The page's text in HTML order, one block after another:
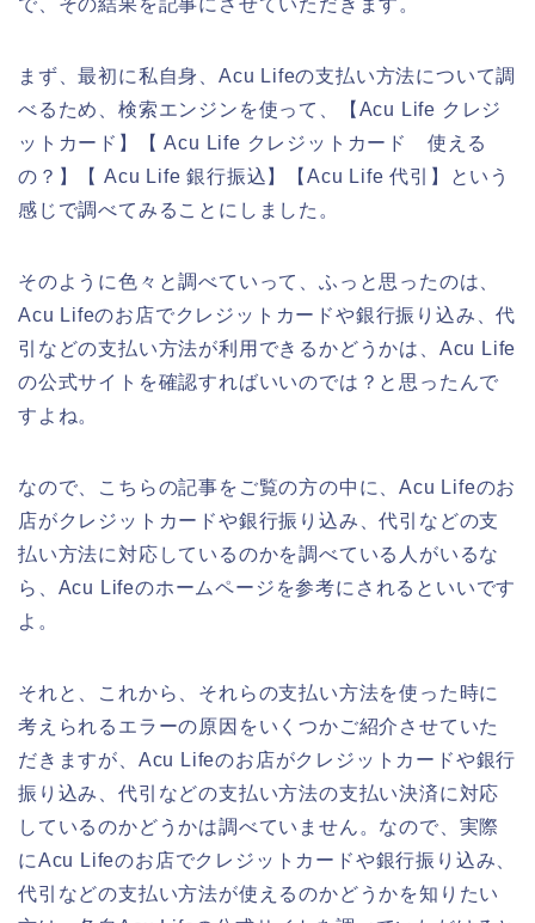
で、その結果を記事にさせていただきます。
まず、最初に私自身、Acu Lifeの支払い方法について調
べるため、検索エンジンを使って、【Acu Life クレジ
ットカード】【 Acu Life クレジットカード 使える
の？】【 Acu Life 銀行振込】【Acu Life 代引】という
感じで調べてみることにしました。
そのように色々と調べていって、ふっと思ったのは、
Acu Lifeのお店でクレジットカードや銀行振り込み、代
引などの支払い方法が利用できるかどうかは、Acu Life
の公式サイトを確認すればいいのでは？と思ったんで
すよね。
なので、こちらの記事をご覧の方の中に、Acu Lifeのお
店がクレジットカードや銀行振り込み、代引などの支
払い方法に対応しているのかを調べている人がいるな
ら、Acu Lifeのホームページを参考にされるといいです
よ。
それと、これから、それらの支払い方法を使った時に
考えられるエラーの原因をいくつかご紹介させていた
だきますが、Acu Lifeのお店がクレジットカードや銀行
振り込み、代引などの支払い方法の支払い決済に対応
しているのかどうかは調べていません。なので、実際
にAcu Lifeのお店でクレジットカードや銀行振り込み、
代引などの支払い方法が使えるのかどうかを知りたい